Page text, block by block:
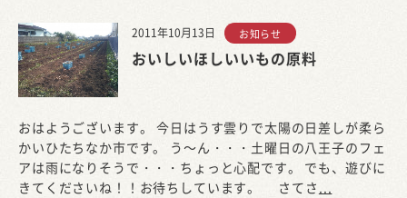
2011年10月13日 お知らせ
おいしいほしいいもの原料
おはようございます。 今日はうす雲りで太陽の日差しが柔ら
かいひたちなか市です。 う～ん・・・土曜日の八王子のフェ
アは雨になりそうで・・・ちょっと心配です。 でも、遊びに
きてくださいね！！お待ちしています。 さてさ ...